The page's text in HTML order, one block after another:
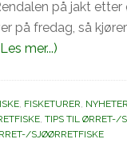
på jakt etter
på fredag, så
mer...)omØrretfiske
, FISKETURER, NYHETER
, TIPS TIL ØRRET-/
SJØØRRETFISKE